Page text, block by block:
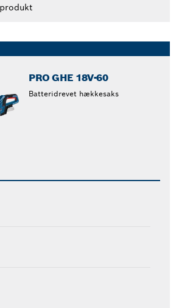
PRO GHE 18V-60
Batteridrevet hækkesaks